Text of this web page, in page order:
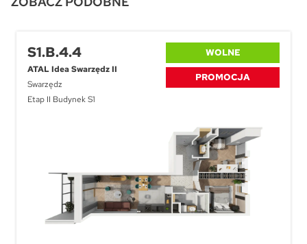
S1.B.4.4
ATAL Idea Swarzędz II
Swarzędz
Etap II Budynek S1
WOLNE
PROMOCJA